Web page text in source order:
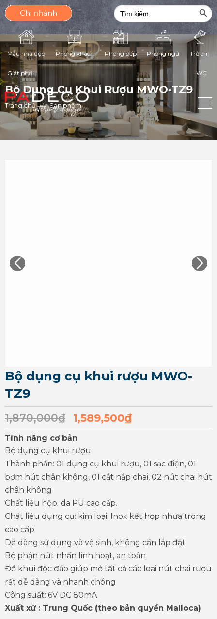
Chi nhánh
Search
for:
Search
Mẫu nhà đẹp Phòng khách Phòng bếp Phòng ngủ Trẻ em
Giặt phơi WC
Bộ Dụng Cụ Khui Rượu MWO-TZ9
Trang chủ Sản phẩm
Bộ dụng cụ khui rượu MWO-
TZ9
1,870,000₫ 1,589,500₫
Tính năng cơ bản
Bộ dụng cụ khui rượu
Thành phần: 01 dụng cụ khui rượu, 01 sạc điện, 01
bơm hút chân không, 01 cắt nắp chai, 02 nút chai hút
chân không
Chất liệu hộp: da PU cao cấp.
Chất liệu dụng cụ: kim loại, Inox kết hợp nhựa trong
cao cấp
Dễ dàng sử dụng và vệ sinh, không cần lắp đặt
Bộ phận nút nhấn linh hoạt, an toàn
Đồ khui độc đáo giúp mở tất cả các loại nút chai rượu
rất dễ dàng và nhanh chóng
Công suất: 6V DC 80mA
Xuất xứ : Trung Quốc (theo bản quyền Malloca)